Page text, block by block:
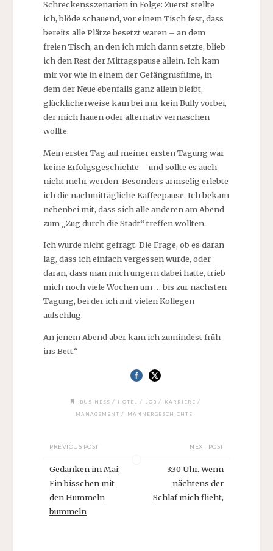
Schreckensszenarien in Folge: Zuerst stellte
ich, blöde schauend, vor einem Tisch fest, dass
bereits alle Plätze besetzt waren – an dem
freien Tisch, an den ich mich dann setzte, blieb
ich den Rest der Mittagspause allein. Ich kam
mir vor wie in einem der Gefängnisfilme, in
dem der Neue ebenfalls ganz allein bleibt,
glücklicherweise kam bei mir kein Bully vorbei,
der mich hauen oder alternativ vernaschen
wollte.
Mein erster Tag auf meiner ersten Tagung war
keine Erfolgsgeschichte – und sollte es auch
nicht mehr werden. Besonders armselig erlebte
ich die nachmittägliche Kaffeepause. Ich bekam
nebenbei mit, dass sich alle anderen am Abend
zum „Zug durch die Stadt“ treffen wollten.
Ich wurde nicht gefragt. Die Frage, ob es daran
lag, dass ich einfach vergessen wurde, oder
daran, dass man mich ungern dabei hatte, trieb
mich noch viele Wochen um … bis zur nächsten
Tagung, bei der ich mit vielen Kollegen
aufschlug.
An jenem Abend aber kam ich zumindest früh
ins Bett.“
BUSINESS / HOTEL / JOB / KARRIERE /
MANAGEMENT / MÄNNERGESCHICHTE
PREVIOUS POST
Gedanken im Mai:
Ein bisschen mit
den Hummeln
bummeln
NEXT POST
3:30 Uhr. Wenn
nächtens der
Schlaf mich flieht,